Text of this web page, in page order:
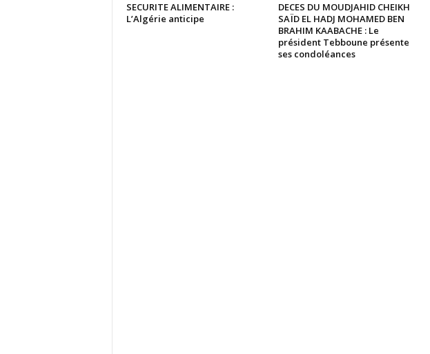
SECURITE ALIMENTAIRE :
L’Algérie anticipe
DECES DU MOUDJAHID CHEIKH
SAÏD EL HADJ MOHAMED BEN
BRAHIM KAABACHE : Le
président Tebboune présente
ses condoléances